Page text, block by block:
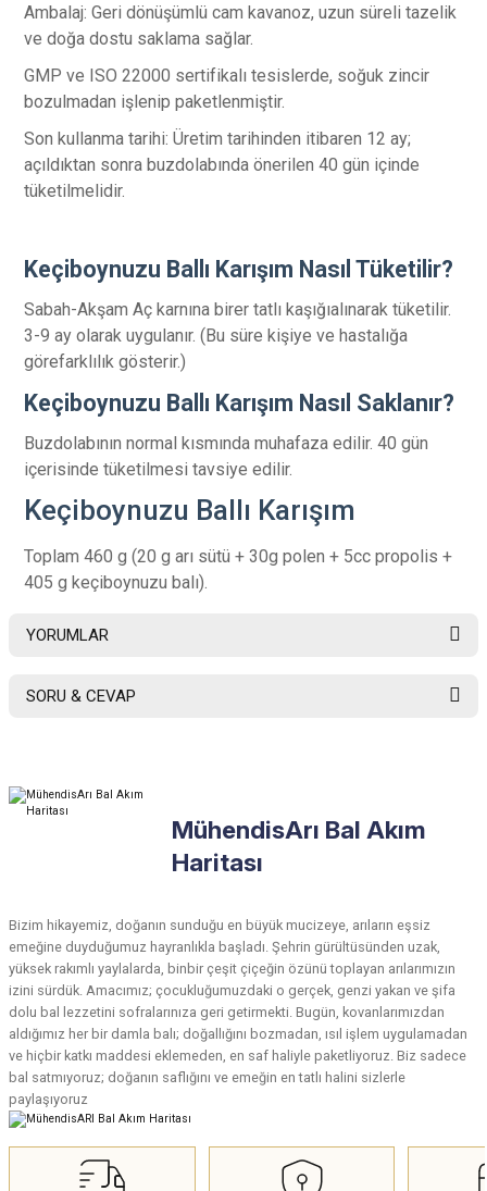
Ambalaj: Geri dönüşümlü cam kavanoz, uzun süreli tazelik
ve doğa dostu saklama sağlar.
GMP ve ISO 22000 sertifikalı tesislerde, soğuk zincir
bozulmadan işlenip paketlenmiştir.
Son kullanma tarihi: Üretim tarihinden itibaren 12 ay;
açıldıktan sonra buzdolabında önerilen 40 gün içinde
tüketilmelidir.
Keçiboynuzu Ballı Karışım Nasıl Tüketilir?
Sabah-Akşam Aç karnına birer tatlı kaşığıalınarak tüketilir.
3-9 ay olarak uygulanır. (Bu süre kişiye ve hastalığa
görefarklılık gösterir.)
Keçiboynuzu Ballı Karışım Nasıl Saklanır?
Buzdolabının normal kısmında muhafaza edilir. 40 gün
içerisinde tüketilmesi tavsiye edilir.
Keçiboynuzu Ballı Karışım
Toplam 460 g (20 g arı sütü + 30g polen + 5cc propolis +
405 g keçiboynuzu balı).
YORUMLAR
SORU & CEVAP
MühendisArı Bal Akım
Haritası
Bizim hikayemiz, doğanın sunduğu en büyük mucizeye, arıların eşsiz
emeğine duyduğumuz hayranlıkla başladı. Şehrin gürültüsünden uzak,
yüksek rakımlı yaylalarda, binbir çeşit çiçeğin özünü toplayan arılarımızın
izini sürdük. Amacımız; çocukluğumuzdaki o gerçek, genzi yakan ve şifa
dolu bal lezzetini sofralarınıza geri getirmekti. Bugün, kovanlarımızdan
aldığımız her bir damla balı; doğallığını bozmadan, ısıl işlem uygulamadan
ve hiçbir katkı maddesi eklemeden, en saf haliyle paketliyoruz. Biz sadece
bal satmıyoruz; doğanın saflığını ve emeğin en tatlı halini sizlerle
paylaşıyoruz